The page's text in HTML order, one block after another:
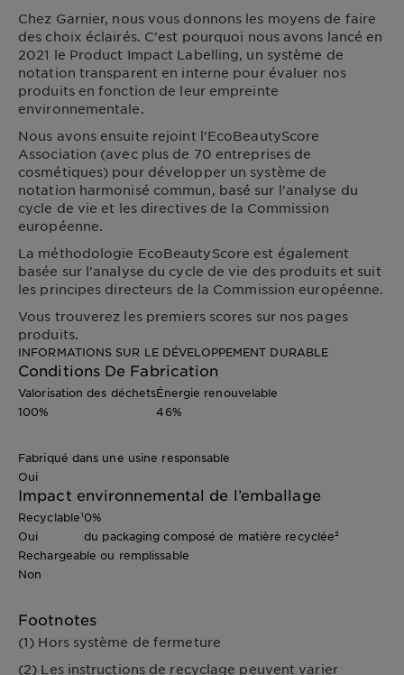
Chez Garnier, nous vous donnons les moyens de faire
des choix éclairés. C'est pourquoi nous avons lancé en
2021 le Product Impact Labelling, un système de
notation transparent en interne pour évaluer nos
produits en fonction de leur empreinte
environnementale.
Nous avons ensuite rejoint l'EcoBeautyScore
Association (avec plus de 70 entreprises de
cosmétiques) pour développer un système de
notation harmonisé commun, basé sur l'analyse du
cycle de vie et les directives de la Commission
européenne.
La méthodologie EcoBeautyScore est également
basée sur l'analyse du cycle de vie des produits et suit
les principes directeurs de la Commission européenne.
Vous trouverez les premiers scores sur nos pages
produits.
INFORMATIONS SUR LE DÉVELOPPEMENT DURABLE
Conditions De Fabrication
Valorisation des déchets
100%
Énergie renouvelable
46%
Fabriqué dans une usine responsable
Oui
Impact environnemental de l’emballage
Recyclable¹
Oui
0%
du packaging composé de matière recyclée²
Rechargeable ou remplissable
Non
Footnotes
(1) Hors système de fermeture
(2) Les instructions de recyclage peuvent varier